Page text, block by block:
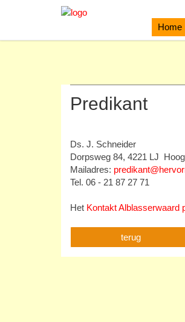
Home
Predikant
Ds. J. Schneider
Dorpsweg 84, 4221 LJ
Mailadres:
Tel. 06 - 21 87 27 71
Het Kontakt Alblasserwaard
terug